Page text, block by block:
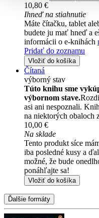
10,80 €
Ihneď na stiahnutie
Máte čítačku, tablet
budete ju mať hneď a
informácii o e-knihách
Pridať do zoznamu
Vložiť do košíka
Čítaná
výborný stav
Túto knihu sme
výbornom stave.
asi ani nespoznali.
na niektorých obaloch
10,00 €
Na sklade
Tento produkt síce
iba posledné kusy a
možné, že bude
ponáhľajte sa!
Vložiť do košíka
Ďalšie formáty